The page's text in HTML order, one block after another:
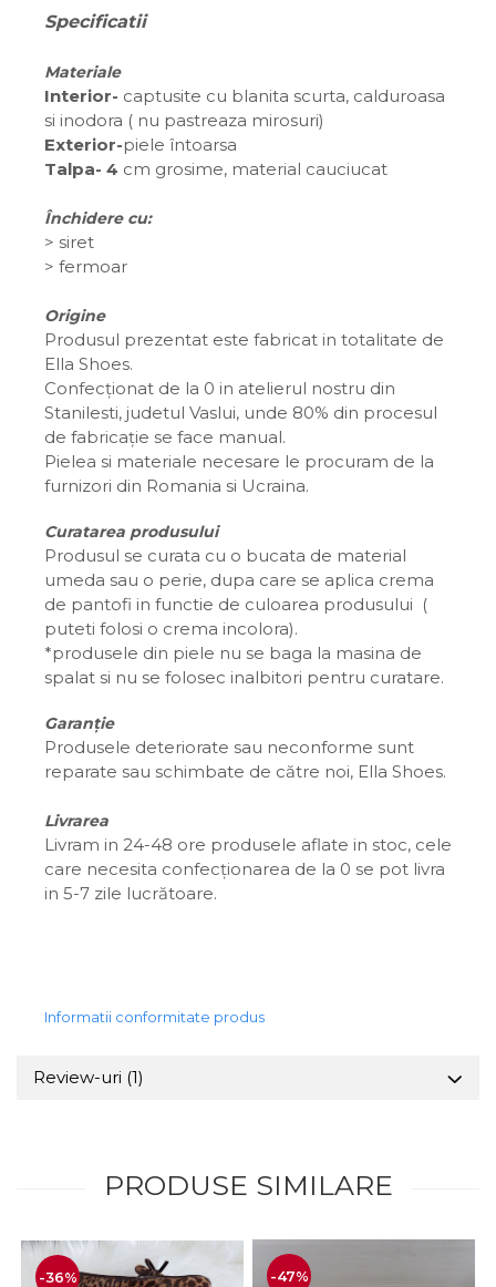
Specificatii
Materiale
Interior- captusite cu blanita scurta, calduroasa
si inodora ( nu pastreaza mirosuri)
Exterior-piele întoarsa
Talpa- 4 cm grosime, material cauciucat
Închidere cu:
> siret
> fermoar
Origine
Produsul prezentat este fabricat in totalitate de
Ella Shoes.
Confecționat de la 0 in atelierul nostru din
Stanilesti, judetul Vaslui, unde 80% din procesul
de fabricație se face manual.
Pielea si materiale necesare le procuram de la
furnizori din Romania si Ucraina.
Curatarea produsului
Produsul se curata cu o bucata de material
umeda sau o perie, dupa care se aplica crema
de pantofi in functie de culoarea produsului (
puteti folosi o crema incolora).
*produsele din piele nu se baga la masina de
spalat si nu se folosec inalbitori pentru curatare.
Garanție
Produsele deteriorate sau neconforme sunt
reparate sau schimbate de către noi, Ella Shoes.
Livrarea
Livram in 24-48 ore produsele aflate in stoc, cele
care necesita confecționarea de la 0 se pot livra
in 5-7 zile lucrătoare.
Informatii conformitate produs
Review-uri (1)
PRODUSE SIMILARE
-36% -47%